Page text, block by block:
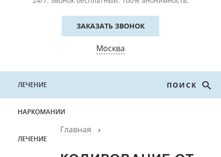
ЗАКАЗАТЬ ЗВОНОК
Москва
ЛЕЧЕНИЕ
НАРКОМАНИИ
ЛЕЧЕНИЕ
ПОИСК
Главная ›